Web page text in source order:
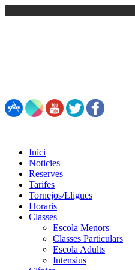
Inici
Noticies
Reserves
Tarifes
Tornejos/Lligues
Horaris
Classes
Escola Menors
Classes Particulars
Escola Adults
Intensius